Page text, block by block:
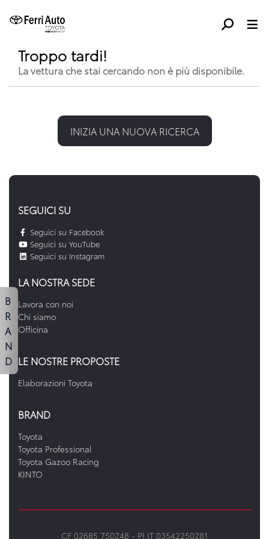
Troppo tardi!
La vettura che stai cercando non è più disponibile.
INIZIA UNA NUOVA RICERCA
SEGUICI SU
Seguici su Facebook
Seguici su YouTube
Seguici su Instagram
LA NOSTRA SEDE
Lavora con noi
Chi siamo
Officina
LE NOSTRE PROPOSTE
Elaborazioni Toyota
BRAND
Toyota
Toyota Professional
Toyota Gazoo Racing
KINTO
CF 02685 750248 - PI IT 03542250281
B
R
A
N
D